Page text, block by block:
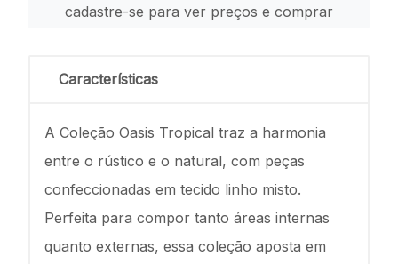
cadastre-se para ver preços e comprar
Características
A Coleção Oasis Tropical traz a harmonia
entre o rústico e o natural, com peças
confeccionadas em tecido linho misto.
Perfeita para compor tanto áreas internas
quanto externas, essa coleção aposta em